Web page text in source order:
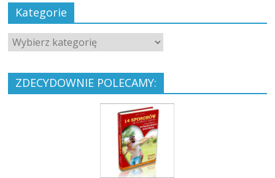
Kategorie
ZDECYDOWNIE POLECAMY: